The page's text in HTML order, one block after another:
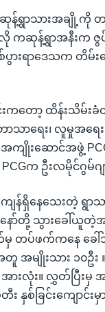
န့်ရွာသားအချို့ကို
ကဆုန့်ရွာအနီးက ဇွပ်
ားရာဒေသက တိမ်းရှ
းကတော့ ထိန်းသိမ်း
သာရေး၊ လူမှုအရ
း အကျိုးဆောင်အဖွဲ့
က ဦးလမိုင်ဂွမ်ဂျ
န်ရှိနေသေးတဲ့ ရွာသာ
ော်တို့ သွားခေါ်ယူတဲ့အ
က်မှ တပ်ဖက်ကနေ ခ
မျိုးသား ၁၀ဦး ။
းလုံး။ လွှတ်ပြီးမှ အ
စ်ခြင်းကျောင်းမှာ